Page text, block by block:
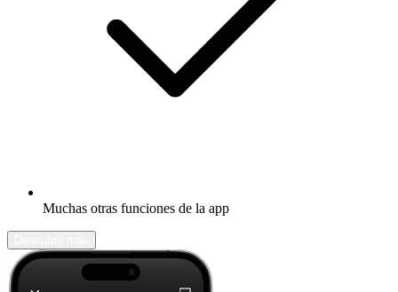
Muchas otras funciones de la app